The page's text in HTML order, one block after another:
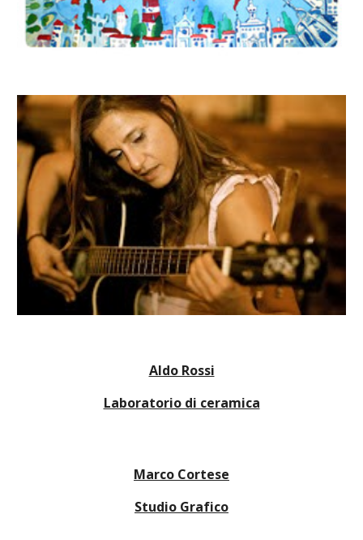
Aldo Rossi
Laboratorio di ceramica
Marco Cortese
Studio Grafico